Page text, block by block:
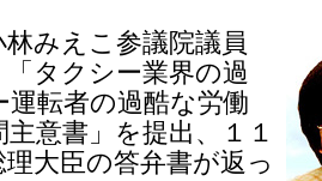
みえこ参議院議員
タクシー業界の過
転者の過酷な労働
意書」を提出、１１
大臣の答弁書が返っ